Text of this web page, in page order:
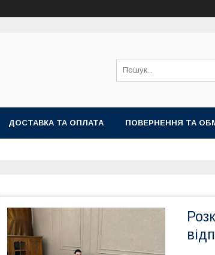
ДОСТАВКА ТА ОПЛАТА ПОВЕРНЕННЯ ТА